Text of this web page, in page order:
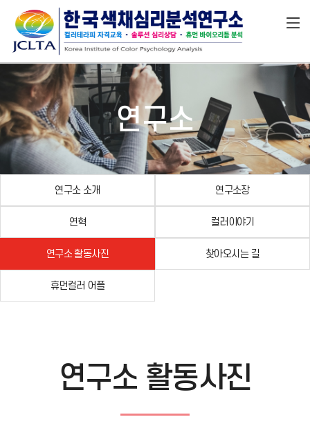
연구소
연구소 소개 연구소장
연혁 컬러이야기
연구소 활동사진 찾아오시는 길
휴먼컬러 어플
연구소 활동사진